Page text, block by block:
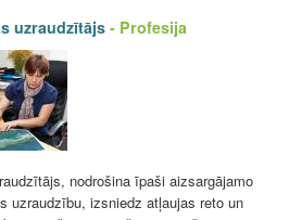
uzraudzītājs - Profesija
nodrošina īpaši aizsargājamo
uzraudzību, izsniedz atļaujas reto un